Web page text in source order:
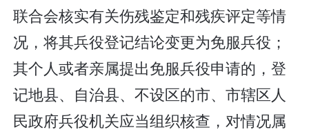
联合会核实有关伤残鉴定和残疾评定等情
况，将其兵役登记结论变更为免服兵役；
其个人或者亲属提出免服兵役申请的，登
记地县、自治县、不设区的市、市辖区人
民政府兵役机关应当组织核查，对情况属